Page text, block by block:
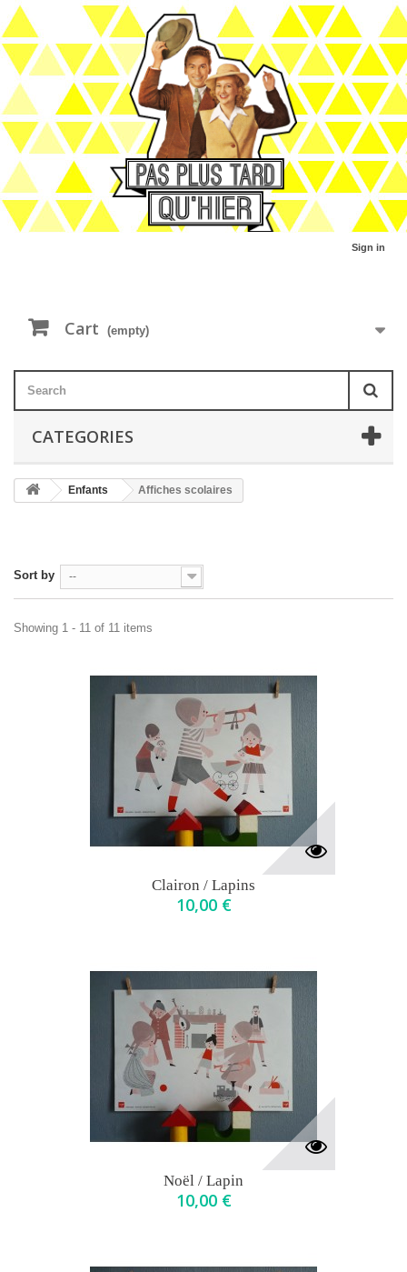
Sign in
Cart (empty)
CATEGORIES
Enfants Affiches scolaires
Sort by --
Showing 1 - 11 of 11 items
Clairon / Lapins
10,00 €
Noël / Lapin
10,00 €